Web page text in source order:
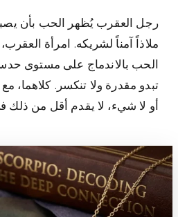
رجل العقرب يُظهر الحب بأن
ملاذاً آمناً لشريكه. امرأة
الحب بالاندماج على مستوى
تبدو مقدرة ولا تنكسر. كلاهما، مع
أو لا شيء، لا يقدم أقل من ذلك